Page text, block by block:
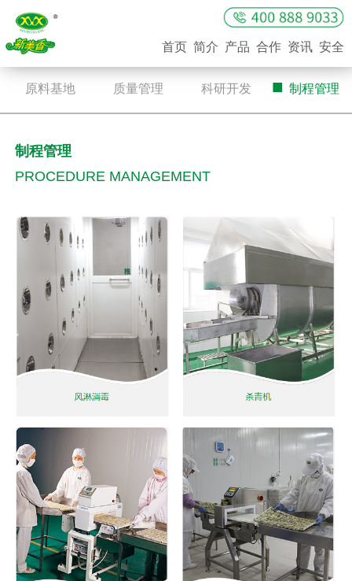
首页 简介 产品 合作 资讯 安全
原料基地 质量管理 科研开发 ■ 制程管理
制程管理
PROCEDURE MANAGEMENT